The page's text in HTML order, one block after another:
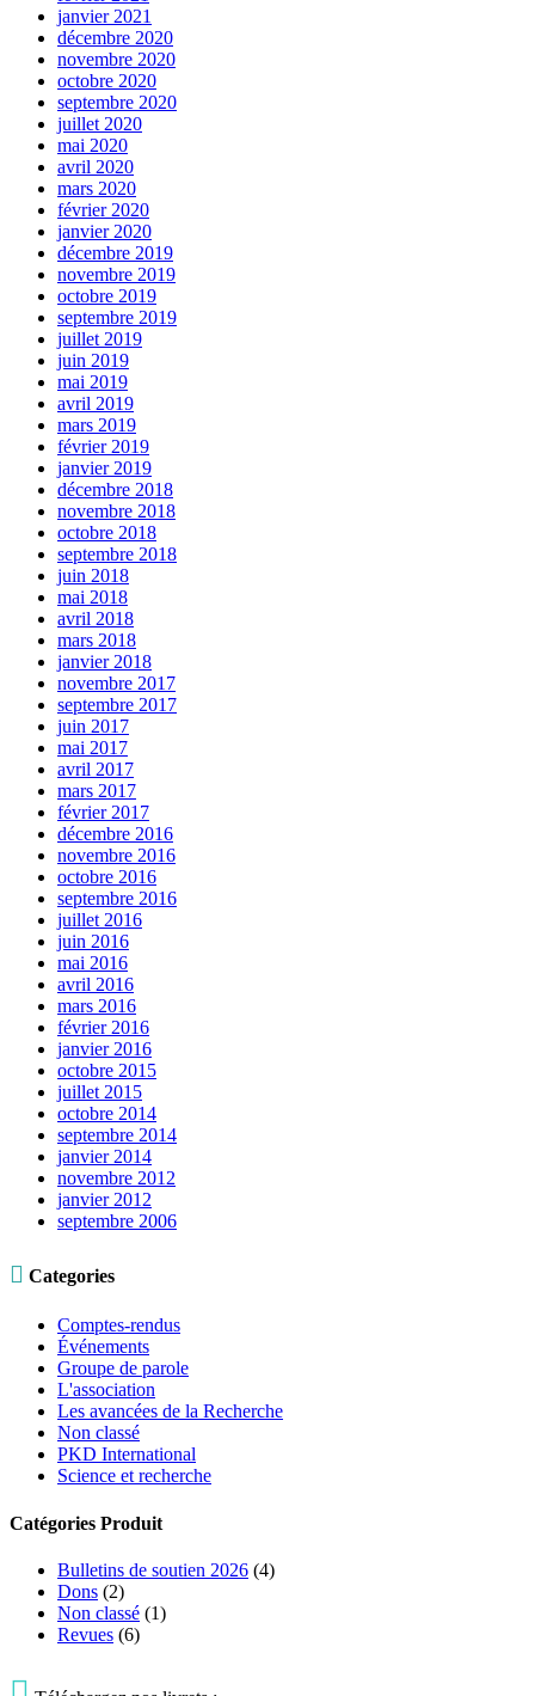
janvier 2021
décembre 2020
novembre 2020
octobre 2020
septembre 2020
juillet 2020
mai 2020
avril 2020
mars 2020
février 2020
janvier 2020
décembre 2019
novembre 2019
octobre 2019
septembre 2019
juillet 2019
juin 2019
mai 2019
avril 2019
mars 2019
février 2019
janvier 2019
décembre 2018
novembre 2018
octobre 2018
septembre 2018
juin 2018
mai 2018
avril 2018
mars 2018
janvier 2018
novembre 2017
septembre 2017
juin 2017
mai 2017
avril 2017
mars 2017
février 2017
décembre 2016
novembre 2016
octobre 2016
septembre 2016
juillet 2016
juin 2016
mai 2016
avril 2016
mars 2016
février 2016
janvier 2016
octobre 2015
juillet 2015
octobre 2014
septembre 2014
janvier 2014
novembre 2012
janvier 2012
septembre 2006
 Categories
Comptes-rendus
Événements
Groupe de parole
L'association
Les avancées de la Recherche
Non classé
PKD International
Science et recherche
Catégories Produit
Bulletins de soutien 2026 (4)
Dons (2)
Non classé (1)
Revues (6)